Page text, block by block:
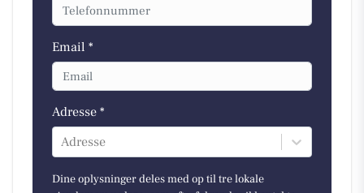
Email *
Adresse *
Adresse
Dine oplysninger deles med op til tre lokale